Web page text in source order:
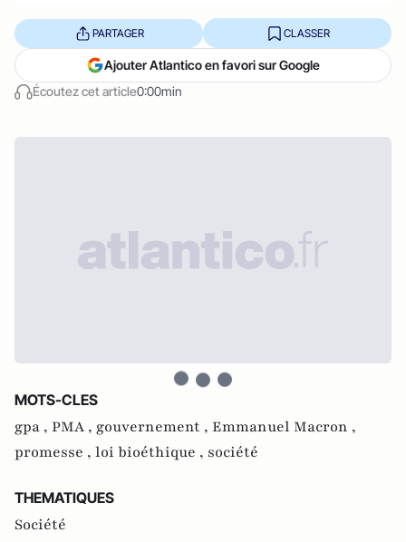
Écoutez cet article0:00min
PARTAGER CLASSER
Ajouter Atlantico en favori sur Google
MOTS-CLES
gpa , PMA , gouvernement , Emmanuel Macron ,
promesse , loi bioéthique , société
THEMATIQUES
Société